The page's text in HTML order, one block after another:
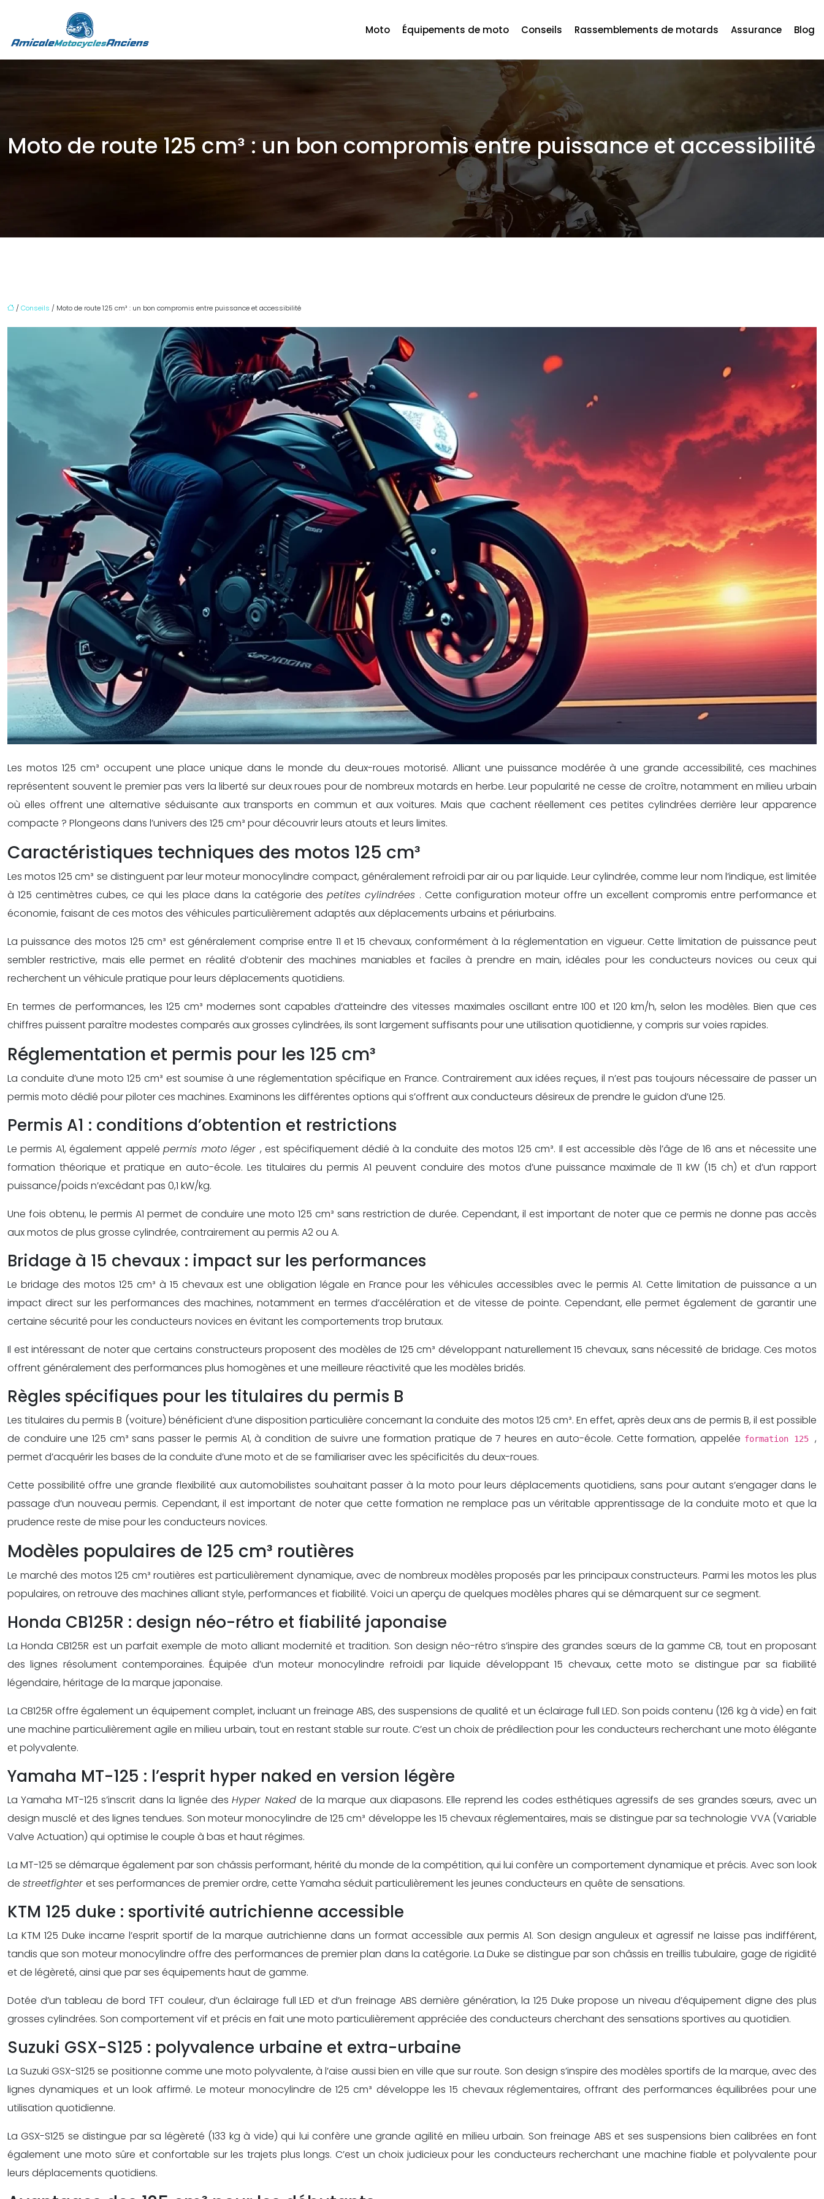
Moto Équipements de moto Conseils Rassemblements de motards Assurance Blog
Moto de route 125 cm³ : un bon compromis entre puissance et accessibilité
/Conseils / Moto de route 125 cm³ : un bon compromis entre puissance et accessibilité
Les motos 125 cm³ occupent une place unique dans le monde du deux-roues motorisé. Alliant une puissance modérée à une grande accessibilité, ces machines
représentent souvent le premier pas vers la liberté sur deux roues pour de nombreux motards en herbe. Leur popularité ne cesse de croître, notamment en milieu urbain
où elles offrent une alternative séduisante aux transports en commun et aux voitures. Mais que cachent réellement ces petites cylindrées derrière leur apparence
compacte ? Plongeons dans l’univers des 125 cm³ pour découvrir leurs atouts et leurs limites.
Caractéristiques techniques des motos 125 cm³
Les motos 125 cm³ se distinguent par leur moteur monocylindre compact, généralement refroidi par air ou par liquide. Leur cylindrée, comme leur nom l’indique, est limitée
à 125 centimètres cubes, ce qui les place dans la catégorie des petites cylindrées . Cette configuration moteur offre un excellent compromis entre performance et
économie, faisant de ces motos des véhicules particulièrement adaptés aux déplacements urbains et périurbains.
La puissance des motos 125 cm³ est généralement comprise entre 11 et 15 chevaux, conformément à la réglementation en vigueur. Cette limitation de puissance peut
sembler restrictive, mais elle permet en réalité d’obtenir des machines maniables et faciles à prendre en main, idéales pour les conducteurs novices ou ceux qui
recherchent un véhicule pratique pour leurs déplacements quotidiens.
En termes de performances, les 125 cm³ modernes sont capables d’atteindre des vitesses maximales oscillant entre 100 et 120 km/h, selon les modèles. Bien que ces
chiffres puissent paraître modestes comparés aux grosses cylindrées, ils sont largement suffisants pour une utilisation quotidienne, y compris sur voies rapides.
Réglementation et permis pour les 125 cm³
La conduite d’une moto 125 cm³ est soumise à une réglementation spécifique en France. Contrairement aux idées reçues, il n’est pas toujours nécessaire de passer un
permis moto dédié pour piloter ces machines. Examinons les différentes options qui s’offrent aux conducteurs désireux de prendre le guidon d’une 125.
Permis A1 : conditions d’obtention et restrictions
Le permis A1, également appelépermis moto léger , est spécifiquement dédié à la conduite des motos 125 cm³. Il est accessible dès l’âge de 16 ans et nécessite une
formation théorique et pratique en auto-école. Les titulaires du permis A1 peuvent conduire des motos d’une puissance maximale de 11 kW (15 ch) et d’un rapport
puissance/poids n’excédant pas 0,1 kW/kg.
Une fois obtenu, le permis A1 permet de conduire une moto 125 cm³ sans restriction de durée. Cependant, il est important de noter que ce permis ne donne pas accès
aux motos de plus grosse cylindrée, contrairement au permis A2 ou A.
Bridage à 15 chevaux : impact sur les performances
Le bridage des motos 125 cm³ à 15 chevaux est une obligation légale en France pour les véhicules accessibles avec le permis A1. Cette limitation de puissance a un
impact direct sur les performances des machines, notamment en termes d’accélération et de vitesse de pointe. Cependant, elle permet également de garantir une
certaine sécurité pour les conducteurs novices en évitant les comportements trop brutaux.
Il est intéressant de noter que certains constructeurs proposent des modèles de 125 cm³ développant naturellement 15 chevaux, sans nécessité de bridage. Ces motos
offrent généralement des performances plus homogènes et une meilleure réactivité que les modèles bridés.
Règles spécifiques pour les titulaires du permis B
Les titulaires du permis B (voiture) bénéficient d’une disposition particulière concernant la conduite des motos 125 cm³. En effet, après deux ans de permis B, il est possible
de conduire une 125 cm³ sans passer le permis A1, à condition de suivre une formation pratique de 7 heures en auto-école. Cette formation, appelée formation 125,
permet d’acquérir les bases de la conduite d’une moto et de se familiariser avec les spécificités du deux-roues.
Cette possibilité offre une grande flexibilité aux automobilistes souhaitant passer à la moto pour leurs déplacements quotidiens, sans pour autant s’engager dans le
passage d’un nouveau permis. Cependant, il est important de noter que cette formation ne remplace pas un véritable apprentissage de la conduite moto et que la
prudence reste de mise pour les conducteurs novices.
Modèles populaires de 125 cm³ routières
Le marché des motos 125 cm³ routières est particulièrement dynamique, avec de nombreux modèles proposés par les principaux constructeurs. Parmi les motos les plus
populaires, on retrouve des machines alliant style, performances et fiabilité. Voici un aperçu de quelques modèles phares qui se démarquent sur ce segment.
Honda CB125R : design néo-rétro et fiabilité japonaise
La Honda CB125R est un parfait exemple de moto alliant modernité et tradition. Son design néo-rétro s’inspire des grandes sœurs de la gamme CB, tout en proposant
des lignes résolument contemporaines. Équipée d’un moteur monocylindre refroidi par liquide développant 15 chevaux, cette moto se distingue par sa fiabilité
légendaire, héritage de la marque japonaise.
La CB125R offre également un équipement complet, incluant un freinage ABS, des suspensions de qualité et un éclairage full LED. Son poids contenu (126 kg à vide) en fait
une machine particulièrement agile en milieu urbain, tout en restant stable sur route. C’est un choix de prédilection pour les conducteurs recherchant une moto élégante
et polyvalente.
Yamaha MT-125 : l’esprit hyper naked en version légère
La Yamaha MT-125 s’inscrit dans la lignée desHyper Nakedde la marque aux diapasons. Elle reprend les codes esthétiques agressifs de ses grandes sœurs, avec un
design musclé et des lignes tendues. Son moteur monocylindre de 125 cm³ développe les 15 chevaux réglementaires, mais se distingue par sa technologie VVA (Variable
Valve Actuation) qui optimise le couple à bas et haut régimes.
La MT-125 se démarque également par son châssis performant, hérité du monde de la compétition, qui lui confère un comportement dynamique et précis. Avec son look
de streetfighter et ses performances de premier ordre, cette Yamaha séduit particulièrement les jeunes conducteurs en quête de sensations.
KTM 125 duke : sportivité autrichienne accessible
La KTM 125 Duke incarne l’esprit sportif de la marque autrichienne dans un format accessible aux permis A1. Son design anguleux et agressif ne laisse pas indifférent,
tandis que son moteur monocylindre offre des performances de premier plan dans la catégorie. La Duke se distingue par son châssis en treillis tubulaire, gage de rigidité
et de légèreté, ainsi que par ses équipements haut de gamme.
Dotée d’un tableau de bord TFT couleur, d’un éclairage full LED et d’un freinage ABS dernière génération, la 125 Duke propose un niveau d’équipement digne des plus
grosses cylindrées. Son comportement vif et précis en fait une moto particulièrement appréciée des conducteurs cherchant des sensations sportives au quotidien.
Suzuki GSX-S125 : polyvalence urbaine et extra-urbaine
La Suzuki GSX-S125 se positionne comme une moto polyvalente, à l’aise aussi bien en ville que sur route. Son design s’inspire des modèles sportifs de la marque, avec des
lignes dynamiques et un look affirmé. Le moteur monocylindre de 125 cm³ développe les 15 chevaux réglementaires, offrant des performances équilibrées pour une
utilisation quotidienne.
La GSX-S125 se distingue par sa légèreté (133 kg à vide) qui lui confère une grande agilité en milieu urbain. Son freinage ABS et ses suspensions bien calibrées en font
également une moto sûre et confortable sur les trajets plus longs. C’est un choix judicieux pour les conducteurs recherchant une machine fiable et polyvalente pour
leurs déplacements quotidiens.